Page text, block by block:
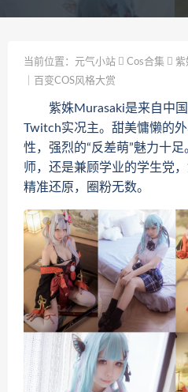
当前位置： 元气小站 Cos合集
紫
｜百变COS风格大赏
紫姝Murasaki是来自中国
Twitch实况主。甜美慵懒的
性，强烈的“反差萌”魅力十
师，还是兼顾学业的学生党
精准还原，圈粉无数。